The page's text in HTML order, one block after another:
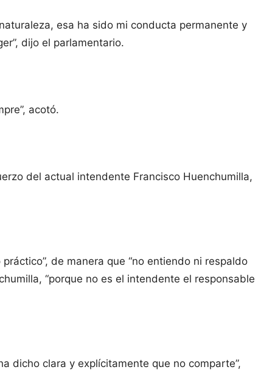
esa ha sido mi conducta permanente y
dijo el parlamentario.
acotó.
del actual intendente Francisco Huenchumilla,
de manera que “no entiendo ni respaldo
“porque no es el intendente el responsable
dicho clara y explícitamente que no comparte”,